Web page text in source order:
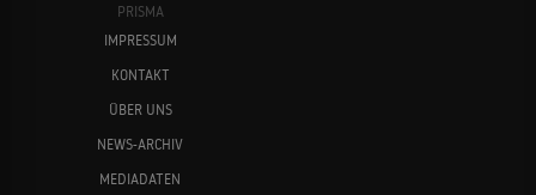
PRISMA
IMPRESSUM
KONTAKT
ÜBER UNS
NEWS-ARCHIV
MEDIADATEN